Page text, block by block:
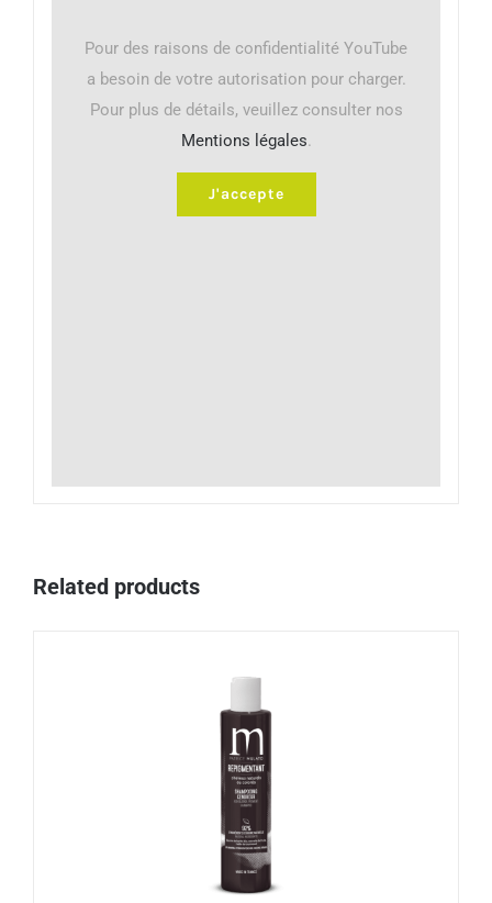
Pour des raisons de confidentialité YouTube
a besoin de votre autorisation pour charger.
Pour plus de détails, veuillez consulter nos
Mentions légales.
J'accepte
Related products